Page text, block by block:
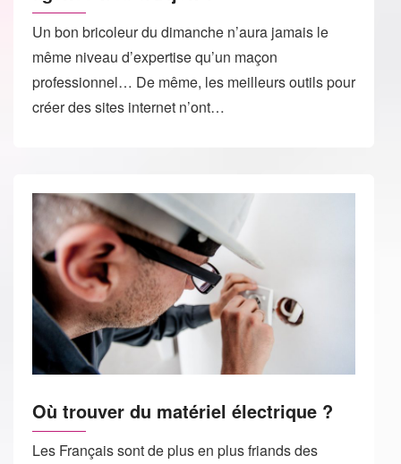
Un bon bricoleur du dimanche n’aura jamais le
même niveau d’expertise qu’un maçon
professionnel… De même, les meilleurs outils pour
créer des sites internet n’ont…
Où trouver du matériel électrique ?
Les Français sont de plus en plus friands des